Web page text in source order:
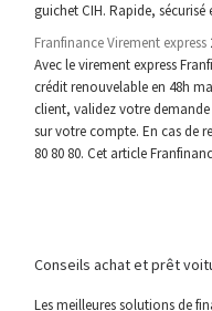
guichet CIH. Rapide,
Franfinance Virement express
Avec le virement express
crédit renouvelable en 48h
client, validez votre demande
sur votre compte. En cas de
80 80 80. Cet article
Conseils achat et prêt
Les meilleures solutions de